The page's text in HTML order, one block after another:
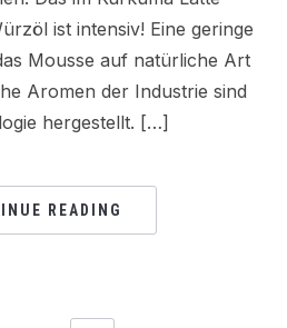
ist intensiv! Eine geringe
Mousse auf natürliche Art
Aromen der Industrie sind
hergestellt. […]
READING